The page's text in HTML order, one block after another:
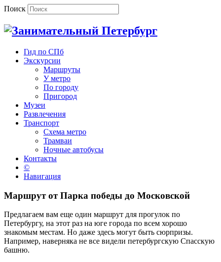
Поиск
Гид по СПб
Экскурсии
Маршруты
У метро
По городу
Пригород
Музеи
Развлечения
Транспорт
Схема метро
Трамваи
Ночные автобусы
Контакты
©
Навигация
Маршрут от Парка победы до Московской
Предлагаем вам еще один маршрут для прогулок по
Петербургу, на этот раз на юге города по всем хорошо
знакомым местам. Но даже здесь могут быть сюрпризы.
Например, наверняка не все видели петербургскую Спасскую
башню.